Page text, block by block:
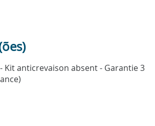
Kit anticrevaison absent - Garantie 3